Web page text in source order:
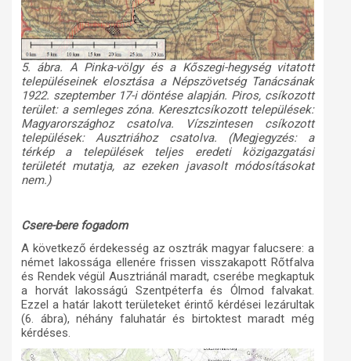
5. ábra. A Pinka-völgy és a Kőszegi-hegység vitatott
településeinek elosztása a Népszövetség Tanácsának
1922. szeptember 17-i döntése alapján. Piros, csíkozott
terület: a semleges zóna. Keresztcsíkozott települések:
Magyarországhoz csatolva. Vízszintesen csíkozott
települések: Ausztriához csatolva. (Megjegyzés: a
térkép a települések teljes eredeti közigazgatási
területét mutatja, az ezeken javasolt módosításokat
nem.)
Csere-bere fogadom
A következő érdekesség az osztrák magyar falucsere: a
német lakossága ellenére frissen visszakapott Rőtfalva
és Rendek végül Ausztriánál maradt, cserébe megkaptuk
a horvát lakosságú Szentpéterfa és Ólmod falvakat.
Ezzel a határ lakott területeket érintő kérdései lezárultak
(6. ábra), néhány faluhatár és birtoktest maradt még
kérdéses.